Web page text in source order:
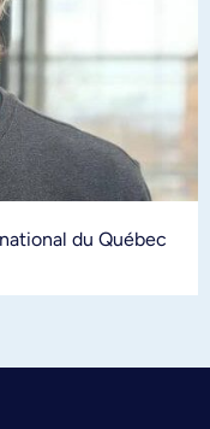
du Québec